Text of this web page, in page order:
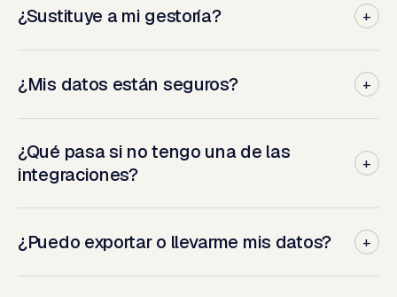
¿Sustituye a mi gestoría? +
negocio. Tu gestoría sigue haciendo la presentación fiscal,
¿Mis datos están seguros? +
RGPD. Solo leemos datos: nunca modificamos nada en tus
fuentes.
¿Qué pasa si no tengo una de las
integraciones?
+
cualquier API. Si usas algo poco común, lo añadimos en 2–
¿Puedo exportar o llevarme mis datos? +